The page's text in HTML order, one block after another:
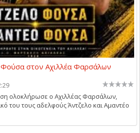
Φούσα στον Αχιλλέα Φαρσάλων
ολοκλήρωσε ο Αχιλλέας Φαρσάλων,
του τους αδελφούς Άντζελο και Αμαντέο